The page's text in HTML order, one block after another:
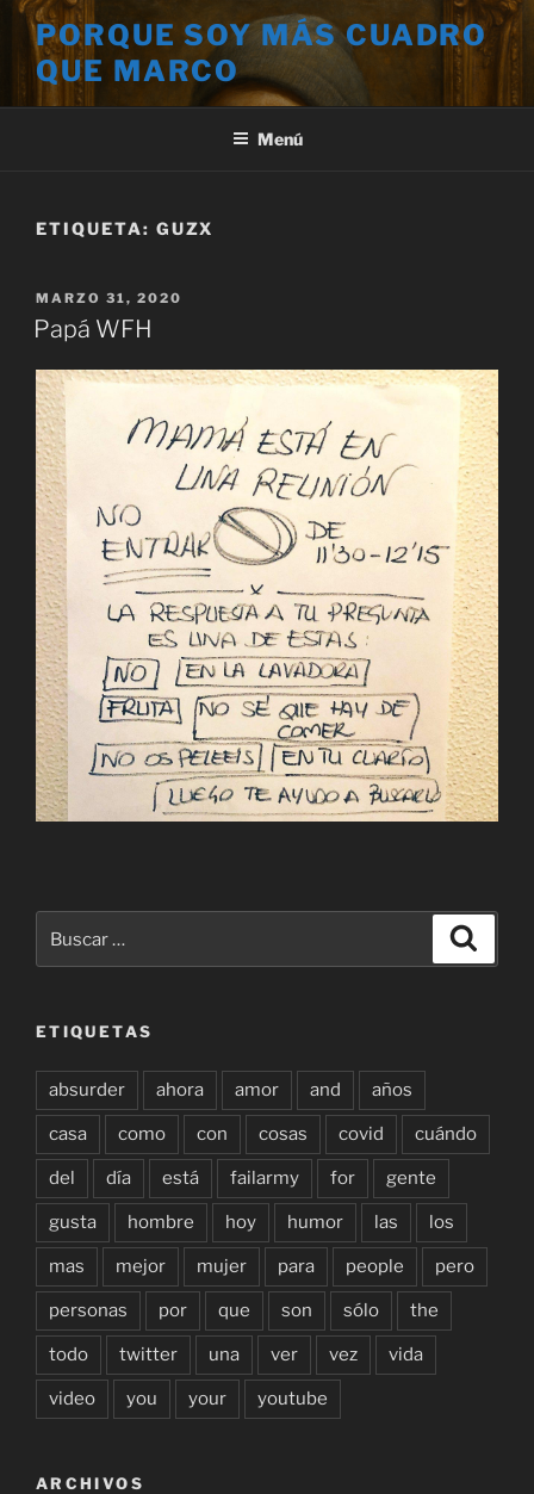
Saltar
contenido
PORQUE SOY MÁS CUADRO
QUE MARCO
Menú
ETIQUETA: GUZX
PUBLICADO
EL
MARZO 31, 2020
Papá WFH
por:
ETIQUETAS
absurder ahora amor and años
casa como con cosas covid cuándo
del día está failarmy for gente
gusta hombre hoy humor las los
mas mejor mujer para people pero
personas por que son sólo the
todo twitter una ver vez vida
video you your youtube
ARCHIVOS